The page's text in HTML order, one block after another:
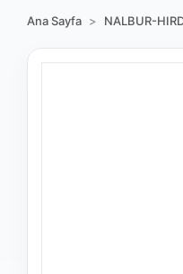
Ana Sayfa NALBUR-